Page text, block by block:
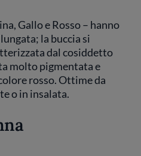
Gallo e Rosso – hanno
la buccia si
dal cosiddetto
molto pigmentata e
rosso. Ottime da
o in insalata.